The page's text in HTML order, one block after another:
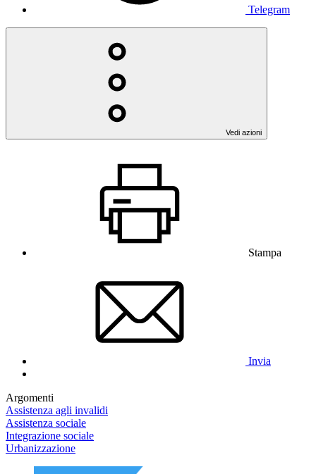
Telegram
Vedi azioni
Stampa
Invia
Argomenti
Assistenza agli invalidi
Assistenza sociale
Integrazione sociale
Urbanizzazione